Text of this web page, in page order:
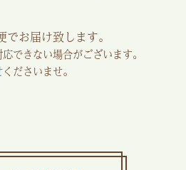
お届け致します。
できない場合がございます。
くださいませ。